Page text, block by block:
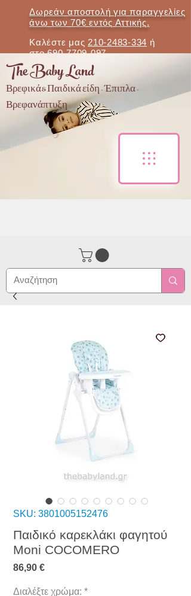
Δωρεάν αποστολή για παραγγελίες
άνω των 70€ εντός Αττικής.
Καλέστε μας 210-2483-334 ή
στο690-7709-097
The Baby Land
Βρεφικά & Παιδικά είδη - Έπιπλα -
Βρεφανάπτυξη
SKU: 3801005152476
Παιδικό καρεκλάκι φαγητού
Moni COCOMERO
86,90 €Τιμή
Διαλέξτε χρώμα: *